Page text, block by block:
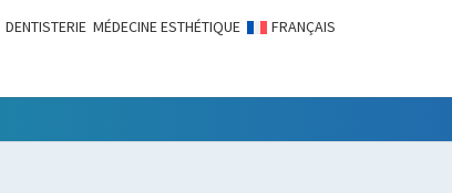
DENTISTERIE MÉDECINE ESTHÉTIQUE FRANÇAIS